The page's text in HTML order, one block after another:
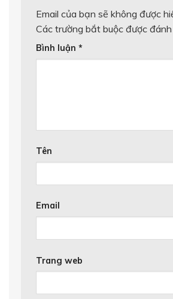
Email của bạn sẽ không được
Các trường bắt buộc được
Bình luận *
Tên
Email
Trang web